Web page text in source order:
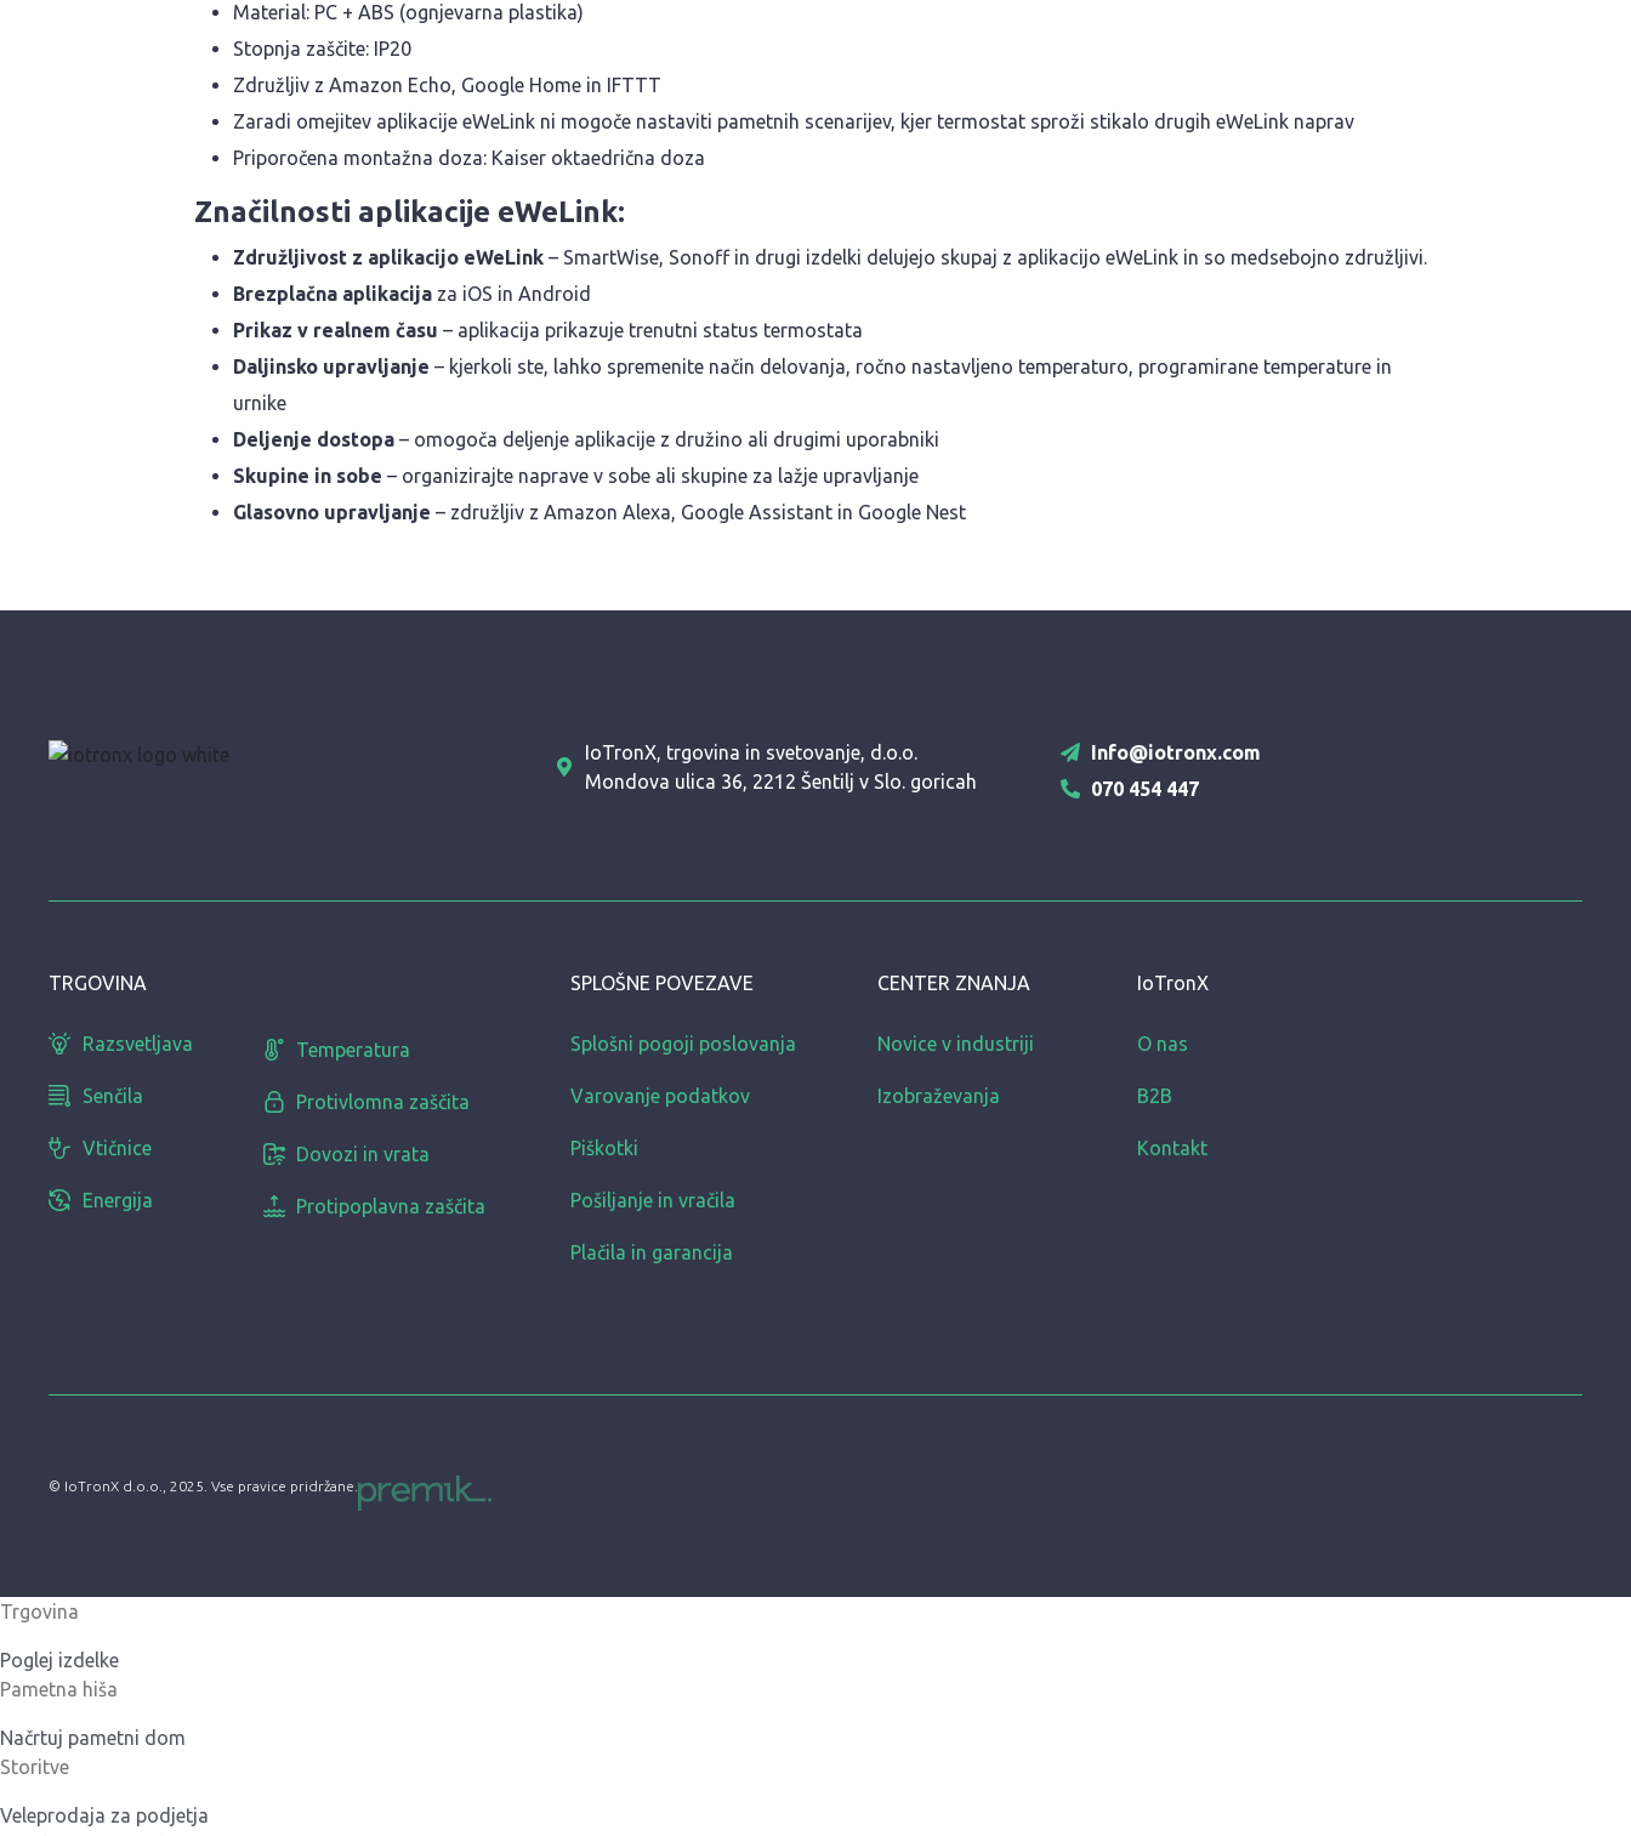
Material: PC + ABS (ognjevarna plastika)
Stopnja zaščite: IP20
Združljiv z Amazon Echo, Google Home in IFTTT
Zaradi omejitev aplikacije eWeLink ni mogoče nastaviti pametnih scenarijev, kjer termostat sproži stikalo drugih eWeLink naprav
Priporočena montažna doza: Kaiser oktaedrična doza
Značilnosti aplikacije eWeLink:
Združljivost z aplikacijo eWeLink – SmartWise, Sonoff in drugi izdelki delujejo skupaj z aplikacijo eWeLink in so medsebojno združljivi.
Brezplačna aplikacija za iOS in Android
Prikaz v realnem času – aplikacija prikazuje trenutni status termostata
Daljinsko upravljanje – kjerkoli ste, lahko spremenite način delovanja, ročno nastavljeno temperaturo, programirane temperature in
urnike
Deljenje dostopa – omogoča deljenje aplikacije z družino ali drugimi uporabniki
Skupine in sobe – organizirajte naprave v sobe ali skupine za lažje upravljanje
Glasovno upravljanje – združljiv z Amazon Alexa, Google Assistant in Google Nest
IoTronX, trgovina in svetovanje, d.o.o.
Mondova ulica 36, 2212 Šentilj v Slo. goricah
Info@iotronx.com
070 454 447
TRGOVINA
Razsvetljava
Senčila
Vtičnice
Energija
Temperatura
Protivlomna zaščita
Dovozi in vrata
Protipoplavna zaščita
SPLOŠNE POVEZAVE
Splošni pogoji poslovanja
Varovanje podatkov
Piškotki
Pošiljanje in vračila
Plačila in garancija
CENTER ZNANJA
Novice v industriji
Izobraževanja
IoTronX
O nas
B2B
Kontakt
© IoTronX d.o.o., 2025. Vse pravice pridržane.
Trgovina
Poglej izdelke
Pametna hiša
Načrtuj pametni dom
Storitve
Veleprodaja za podjetja